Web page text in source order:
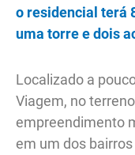
o residencial terá
uma torre e dois
Localizado a
Viagem, no
empreendimento
em um dos